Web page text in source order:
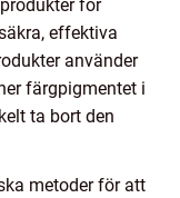
för
effektiva
använder
färgpigmentet i
ta bort den
metoder för att